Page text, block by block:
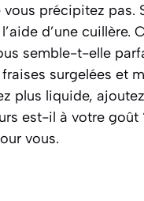
précipitez pas.
d’une cuillère.
semble-t-elle
surgelées et
plus liquide,
est-il à votre
vous.